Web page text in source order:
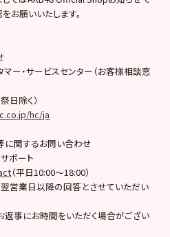
お願いいたします。
ー・サービスセンター（お客様相談窓
除く）
hc/ja
関するお問い合わせ
ポート
（平日10:00～18:00）
営業日以降の回答とさせていただい
事にお時間をいただく場合がござい